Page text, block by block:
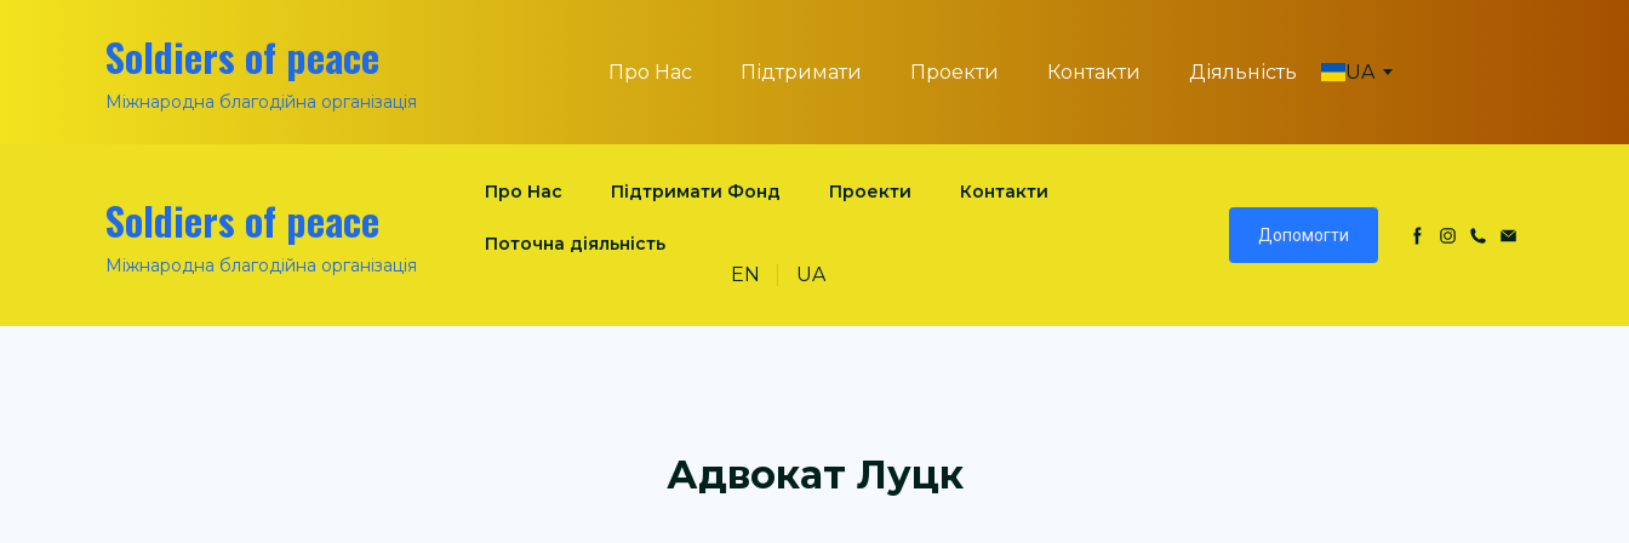
Soldiers of peace
Міжнародна благодійна організація
Про Нас Підтримати Проекти Контакти Діяльність UA
Soldiers of peace
Міжнародна благодійна організація
Про Нас Підтримати Фонд Проекти Контакти
Поточна діяльність
EN UA
Допомогти
Адвокат Луцк